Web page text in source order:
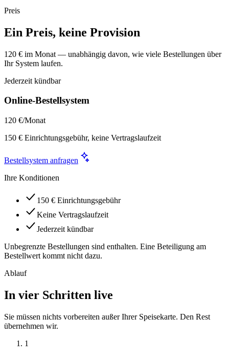
Preis
Ein Preis, keine Provision
120 € im Monat — unabhängig davon, wie viele Bestellungen über
Ihr System laufen.
Jederzeit kündbar
Online-Bestellsystem
120 €/Monat
150 € Einrichtungsgebühr, keine Vertragslaufzeit
Bestellsystem anfragen
Ihre Konditionen
150 € Einrichtungsgebühr
Keine Vertragslaufzeit
Jederzeit kündbar
Unbegrenzte Bestellungen sind enthalten. Eine Beteiligung am
Bestellwert kommt nicht dazu.
Ablauf
In vier Schritten live
Sie müssen nichts vorbereiten außer Ihrer Speisekarte. Den Rest
übernehmen wir.
1